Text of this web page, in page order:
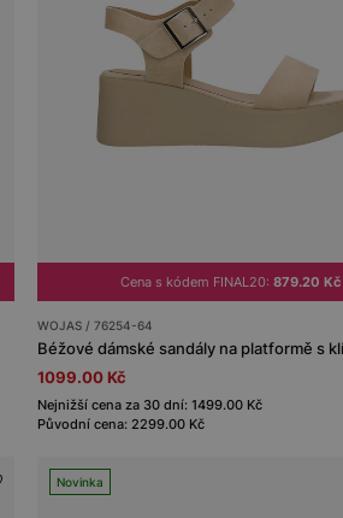
Cena s kódem FINAL20: 879.20 Kč
WOJAS / 76254-64
1099.00 Kč
Nejnižší cena za 30 dní: 1499.00 Kč
Původní cena: 2299.00 Kč
Novinka